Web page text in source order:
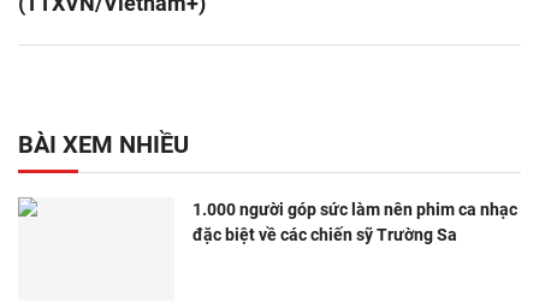
BÀI XEM NHIỀU
1.000 người góp sức làm nên phim ca nhạc
đặc biệt về các chiến sỹ Trường Sa